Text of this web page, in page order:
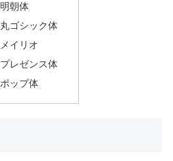
明朝体
丸ゴシック体
メイリオ
プレゼンス体
ポップ体